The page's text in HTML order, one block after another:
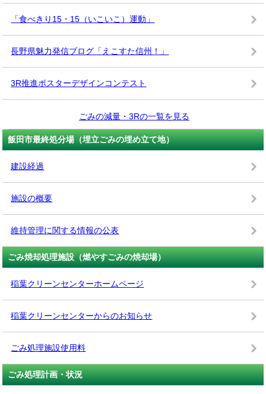
「食べきり15・15（いこいこ）運動」
長野県魅力発信ブログ「えこすた信州！」
3R推進ポスターデザインコンテスト
ごみの減量・3Rの一覧を見る
飯田市最終処分場（埋立ごみの埋め立て地）
建設経過
施設の概要
維持管理に関する情報の公表
ごみ焼却処理施設（燃やすごみの焼却場）
稲葉クリーンセンターホームページ
稲葉クリーンセンターからのお知らせ
ごみ処理施設使用料
ごみ処理計画・状況